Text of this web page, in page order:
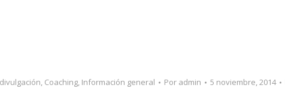
, Coaching, Información general Por admin 5 noviembre, 2014